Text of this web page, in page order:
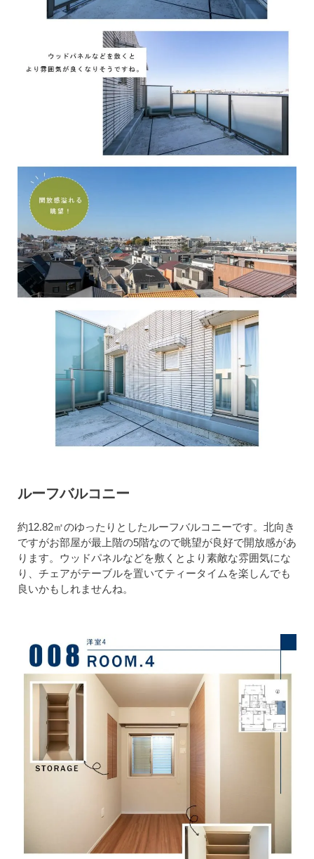
ルーフバルコニー
約12.82㎡のゆったりとしたルーフバルコニーです。北向き
ですがお部屋が最上階の5階なので眺望が良好で開放感があ
ります。ウッドパネルなどを敷くとより素敵な雰囲気にな
り、チェアがテーブルを置いてティータイムを楽しんでも
良いかもしれませんね。